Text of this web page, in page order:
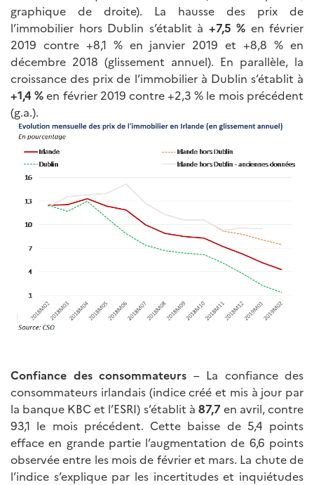
graphique de droite). La hausse des prix de
l’immobilier hors Dublin s’établit à +7,5 % en février
2019 contre +8,1 % en janvier 2019 et +8,8 % en
décembre 2018 (glissement annuel). En parallèle, la
croissance des prix de l’immobilier à Dublin s’établit à
+1,4 %en février 2019 contre +2,3 % le mois précédent
(g.a.).
Confiance des consommateurs – La confiance des
consommateurs irlandais (indice créé et mis à jour par
la banque KBC et l’ESRI) s’établit à 87,7 en avril, contre
93,1 le mois précédent. Cette baisse de 5,4 points
efface en grande partie l’augmentation de 6,6 points
observée entre les mois de février et mars. La chute de
l’indice s’explique par les incertitudes et inquiétudes